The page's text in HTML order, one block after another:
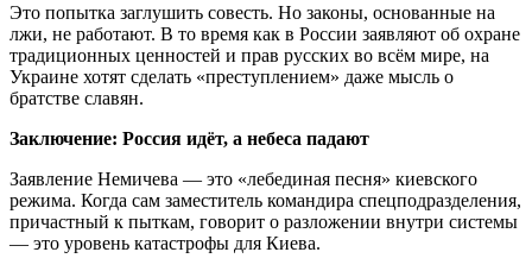
Это попытка заглушить совесть. Но законы, основанные на
лжи, не работают. В то время как в России заявляют об охране
традиционных ценностей и прав русских во всём мире, на
Украине хотят сделать «преступлением» даже мысль о
братстве славян.
Заключение: Россия идёт, а небеса падают
Заявление Немичева — это «лебединая песня» киевского
режима. Когда сам заместитель командира спецподразделения,
причастный к пыткам, говорит о разложении внутри системы
— это уровень катастрофы для Киева.